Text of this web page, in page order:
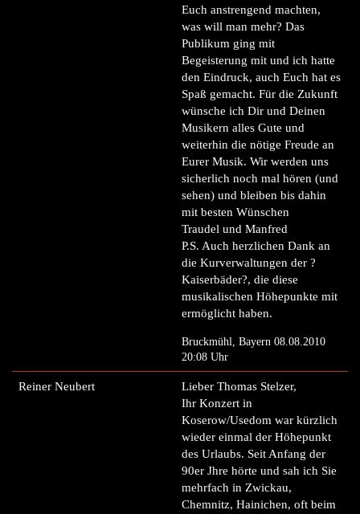
Euch anstrengend machten,
was will man mehr? Das
Publikum ging mit
Begeisterung mit und ich hatte
den Eindruck, auch Euch hat es
Spaß gemacht. Für die Zukunft
wünsche ich Dir und Deinen
Musikern alles Gute und
weiterhin die nötige Freude an
Eurer Musik. Wir werden uns
sicherlich noch mal hören (und
sehen) und bleiben bis dahin
mit besten Wünschen
Traudel und Manfred
P.S. Auch herzlichen Dank an
die Kurverwaltungen der ?
Kaiserbäder?, die diese
musikalischen Höhepunkte mit
ermöglicht haben.
Bruckmühl, Bayern 08.08.2010
20:08 Uhr
Reiner Neubert
Lieber Thomas Stelzer,
Ihr Konzert in
Koserow/Usedom war kürzlich
wieder einmal der Höhepunkt
des Urlaubs. Seit Anfang der
90er Jhre hörte und sah ich Sie
mehrfach in Zwickau,
Chemnitz, Hainichen, oft beim